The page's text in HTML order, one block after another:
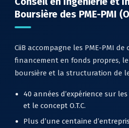
Boursière des PME-PMI
CiiB accompagne les PME-PMI
financement en fonds propres,
boursière et la structuration de
40 années d’expérience sur
et le concept O.T.C.
Plus d’une centaine